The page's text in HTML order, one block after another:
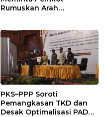
Rumuskan Arah
Penyangga IKN
PKS–PPP Soroti
Pemangkasan TKD dan
Desak Optimalisasi PAD